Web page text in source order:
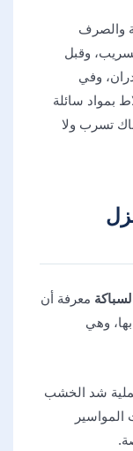
والصرف
وقبل
وفي
بمواد سائلة
تسرب ولا
معرفة أن
وهي
شد الخشب
المواسير